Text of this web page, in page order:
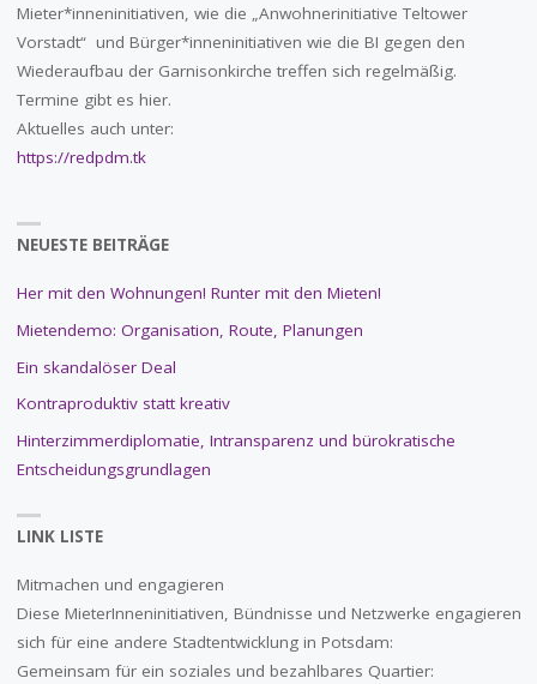
Mieter*inneninitiativen, wie die „Anwohnerinitiative Teltower
Vorstadt“ und Bürger*inneninitiativen wie die BI gegen den
Wiederaufbau der Garnisonkirche treffen sich regelmäßig.
Termine gibt es hier.
Aktuelles auch unter:
https://redpdm.tk
NEUESTE BEITRÄGE
Her mit den Wohnungen! Runter mit den Mieten!
Mietendemo: Organisation, Route, Planungen
Ein skandalöser Deal
Kontraproduktiv statt kreativ
Hinterzimmerdiplomatie, Intransparenz und bürokratische
Entscheidungsgrundlagen
LINK LISTE
Mitmachen und engagieren
Diese MieterInneninitiativen, Bündnisse und Netzwerke engagieren
sich für eine andere Stadtentwicklung in Potsdam:
Gemeinsam für ein soziales und bezahlbares Quartier: